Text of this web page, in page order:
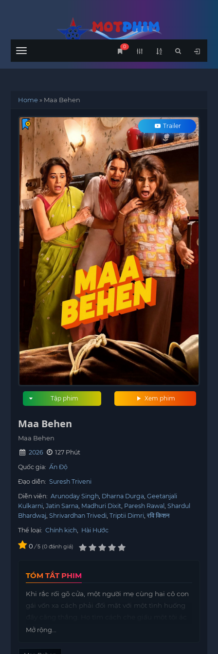
Menu
0
Home» Maa Behen
Trailer
Xem phim
Tập phim
Maa Behen
Maa Behen
2026
127 Phút
Quốc gia: Ấn Độ
Đạo diễn: Suresh Triveni
Diễn viên: Arunoday Singh Dharna Durga Geetanjali
Kulkarni Jatin Sarna Madhuri Dixit Paresh Rawal Shardul
Bhardwaj Shrivardhan Trivedi Triptii Dimri रवि किशन
Thể loại: Chính kịch, Hài Hước
0 / 5 0 đánh giá
TÓM TẮT PHIM
Khi rắc rối gõ cửa, một người mẹ cùng hai cô con
gái vốn xa cách phải đối mặt với một tình huống
đã xảy ra trong khu tập thể, nơi mà mọi bí mật
họ trở nên phức tạp khi những mối quan hệ bị
Mở rộng...